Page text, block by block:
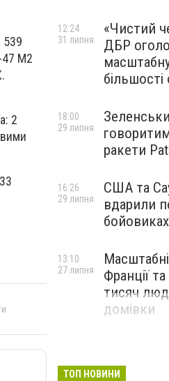
539
47 М2
2
«Чистий
ДБР
12:24
31 липня
ракети
18:00
29 липня
США та
вдарили
16:26
29 липня
Франції
тисяч
домівки
13:10
27 липня
ТОП НОВИНИ